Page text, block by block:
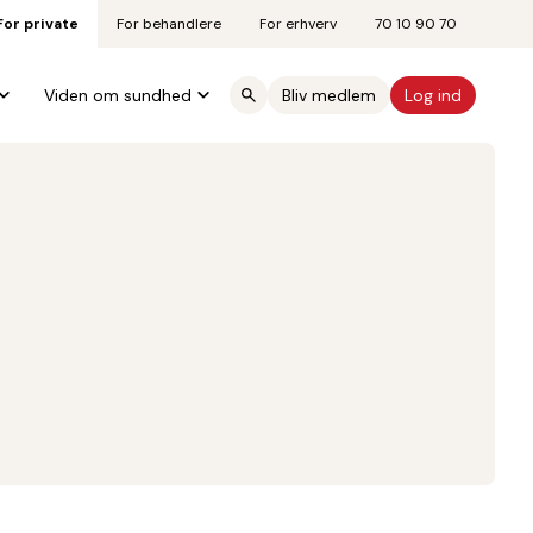
private For behandlere For erhverv 70 10 90 70
Viden om sundhed Bliv medlem Log ind